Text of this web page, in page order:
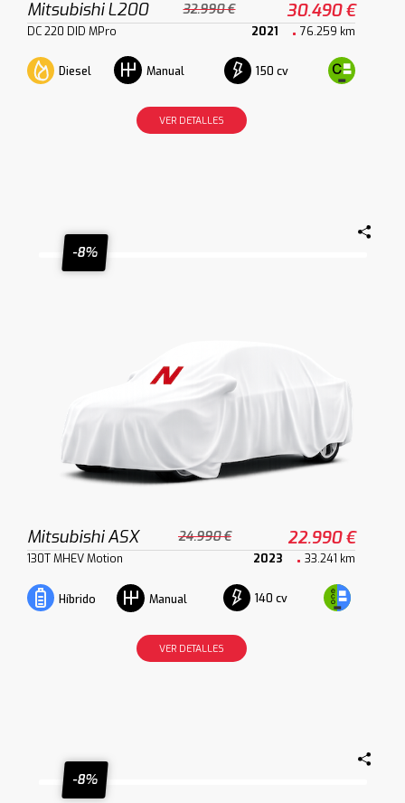
Mitsubishi L200 32.990 € 30.490 €
DC 220 DID MPro 2021 76.259 km
Diesel Manual 150 cv
VER DETALLES
-8%
Mitsubishi ASX 24.990 € 22.990 €
130T MHEV Motion 2023 33.241 km
Híbrido Manual 140 cv
VER DETALLES
-8%